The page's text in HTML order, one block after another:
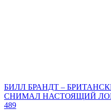
БИЛЛ БРАНДТ –
СНИМАЛ НАСТОЯЩИЙ
489